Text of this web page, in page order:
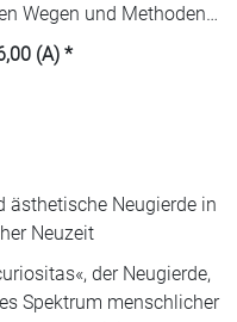
Wegen und Methoden
(A) *
ästhetische Neugierde in
Neuzeit
der Neugierde,
Spektrum menschlicher